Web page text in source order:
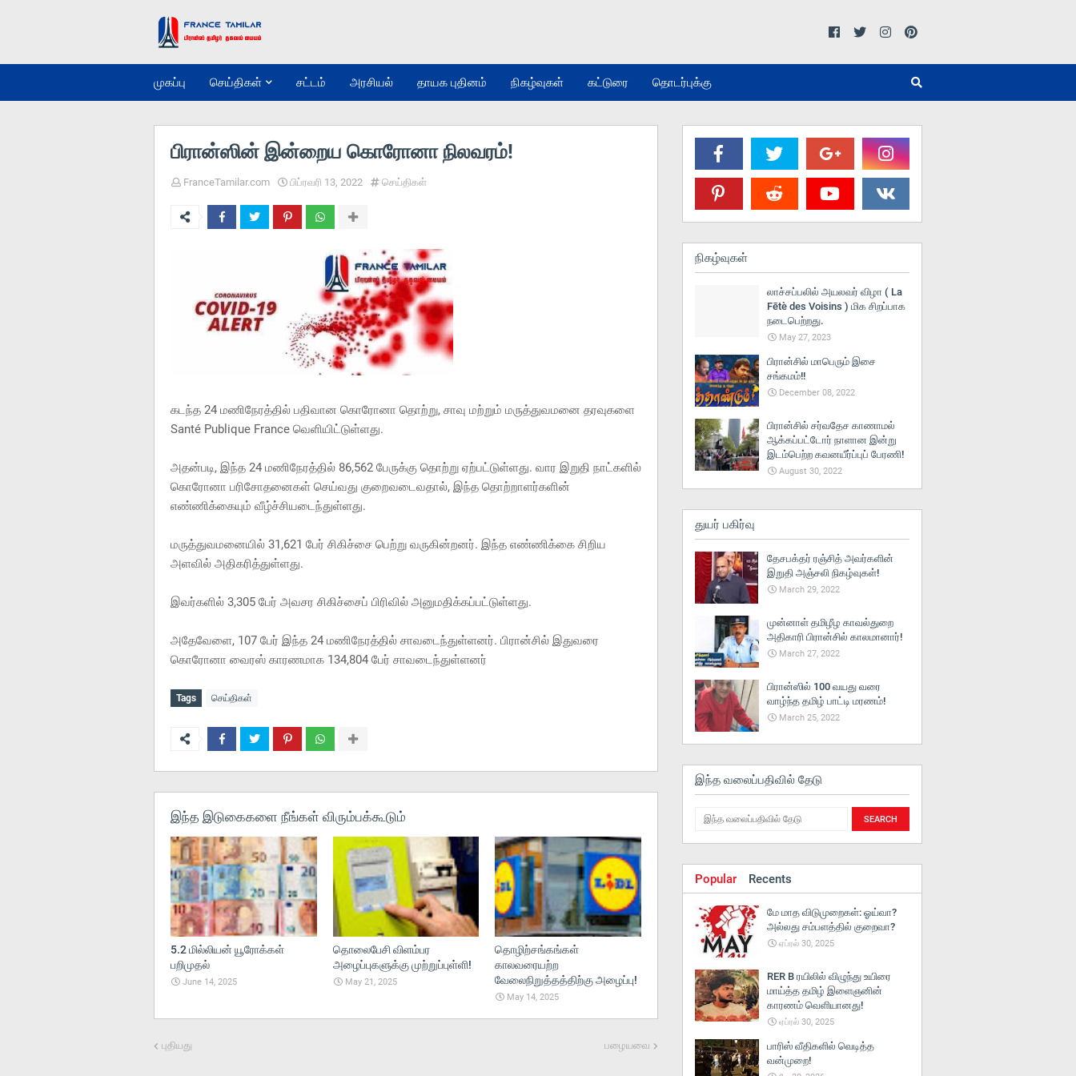
முகப்பு செய்திகள் சட்டம் அரசியல் தாயக புதினம் நிகழ்வுகள் கட்டுரை தொடர்புக்கு
பிரான்ஸின் இன்றைய கொரோனா நிலவரம்!
FranceTamilar.com பிப்ரவரி 13, 2022 செய்திகள்
கடந்த 24 மணிநேரத்தில் பதிவான கொரோனா தொற்று, சாவு மற்றும் மருத்துவமனை தரவுகளை
Santé Publique France வெளியிட்டுள்ளது.
அதன்படி, இந்த 24 மணிநேரத்தில் 86,562 பேருக்கு தொற்று ஏற்பட்டுள்ளது. வார இறுதி நாட்களில்
கொரோனா பரிசோதனைகள் செய்வது குறைவடைவதால், இந்த தொற்றாளர்களின்
எண்ணிக்கையும் வீழ்ச்சியடைந்துள்ளது.
மருத்துவமனையில் 31,621 பேர் சிகிச்சை பெற்று வருகின்றனர். இந்த எண்ணிக்கை சிறிய
அளவில் அதிகரித்துள்ளது.
இவர்களில் 3,305 பேர் அவசர சிகிச்சைப் பிரிவில் அனுமதிக்கப்பட்டுள்ளது.
அதேவேளை, 107 பேர் இந்த 24 மணிநேரத்தில் சாவடைந்துள்ளனர். பிரான்சில் இதுவரை
கொரோனா வைரஸ் காரணமாக 134,804 பேர் சாவடைந்துள்ளனர்
Tags செய்திகள்
இந்த இடுகைகளை நீங்கள் விரும்பக்கூடும்
5.2 மில்லியன் யூரோக்கள்
பறிமுதல்
June 14, 2025
தொலைபேசி விளம்பர
அழைப்புகளுக்கு முற்றுப்புள்ளி!
May 21, 2025
தொழிற்சங்கங்கள்
காலவரையற்ற
வேலைநிறுத்தத்திற்கு அழைப்பு!
May 14, 2025
புதியது பழையவை
நிகழ்வுகள்
லாச்சப்பலில் அயலவர் விழா ( La
Fētè des Voisins ) மிக சிறப்பாக
நடைபெற்றது.
May 27, 2023
பிரான்சில் மாபெரும் இசை
சங்கமம்!!
December 08, 2022
பிரான்சில் சர்வதேச காணாமல்
ஆக்கப்பட்டோர் நாளான இன்று
இடம்பெற்ற கவனயீர்ப்புப் பேரணி!
August 30, 2022
துயர் பகிர்வு
தேசபக்தர் ரஞ்சித் அவர்களின்
இறுதி அஞ்சலி நிகழ்வுகள்!
March 29, 2022
முன்னாள் தமிழீழ காவல்துறை
அதிகாரி பிரான்சில் காலமானார்!
March 27, 2022
பிரான்ஸில் 100 வயது வரை
வாழ்ந்த தமிழ் பாட்டி மரணம்!
March 25, 2022
இந்த வலைப்பதிவில் தேடு
Popular Recents
மே மாத விடுமுறைகள்: ஓய்வா?
அல்லது சம்பளத்தில் குறைவா?
ஏப்ரல் 30, 2025
RER B ரயிலில் விழுந்து உயிரை
மாய்த்த தமிழ் இளைஞனின்
காரணம் வெளியானது!
ஏப்ரல் 30, 2025
பாரிஸ் வீதிகளில் வெடித்த
வன்முறை!